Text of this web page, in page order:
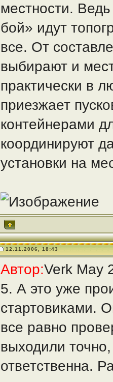
местности.
бой» идут
все. От
выбирают и
практически в
приезжает
контейнерами
координируют
установки на
12.11.2006, 18:43
Автор:Verk May
5. А это уже
стартовиками.
все равно
выходили
ответственна.